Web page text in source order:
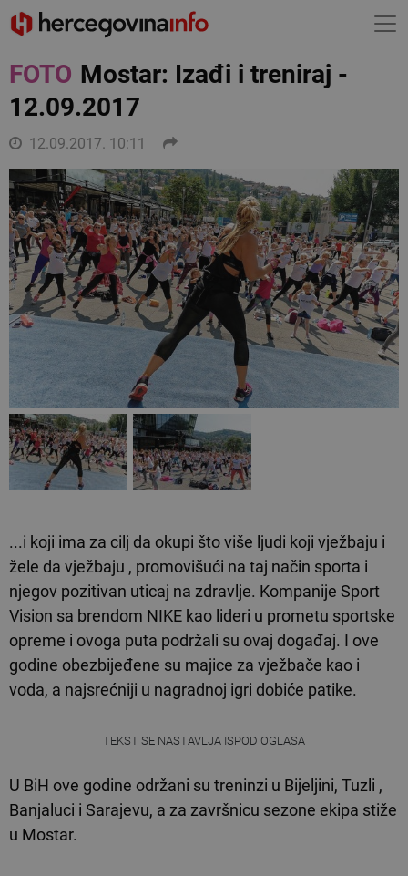
FOTOMostar: Izađi i treniraj -
12.09.2017
12.09.2017. 10:11
...i koji ima za cilj da okupi što više ljudi koji vježbaju i
žele da vježbaju , promovišući na taj način sporta i
njegov pozitivan uticaj na zdravlje. Kompanije Sport
Vision sa brendom NIKE kao lideri u prometu sportske
opreme i ovoga puta podržali su ovaj događaj. I ove
godine obezbijeđene su majice za vježbače kao i
voda, a najsrećniji u nagradnoj igri dobiće patike.
TEKST SE NASTAVLJA ISPOD OGLASA
U BiH ove godine održani su treninzi u Bijeljini, Tuzli ,
Banjaluci i Sarajevu, a za završnicu sezone ekipa stiže
u Mostar.